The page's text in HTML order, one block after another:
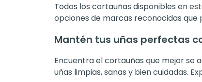
Todos los cortauñas disponibles en
opciones de marcas reconocidas que
Mantén tus uñas perfectas
Encuentra el cortauñas que mejor se
uñas limpias, sanas y bien cuidadas.